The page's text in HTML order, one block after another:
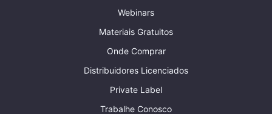
Webinars
Materiais Gratuitos
Onde Comprar
Distribuidores Licenciados
Private Label
Trabalhe Conosco